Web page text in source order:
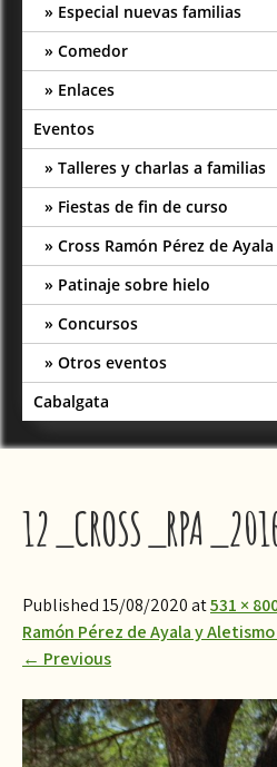
Especial nuevas familias
Comedor
Enlaces
Eventos
Talleres y charlas a familias
Fiestas de fin de curso
Cross Ramón Pérez de Ayala
Patinaje sobre hielo
Concursos
Otros eventos
Cabalgata
Published 15/08/2020 at531 ×
Ramón Pérez de Ayala y
← Previous